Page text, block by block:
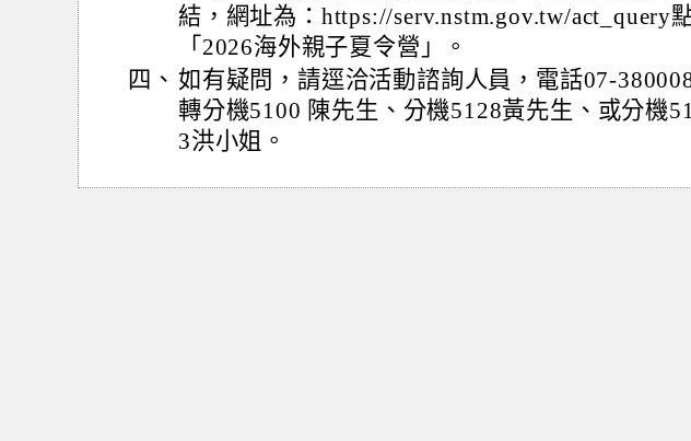
結，網址為：https://serv.nstm.gov.tw/act_query
「2026海外親子夏令營」。
四、 如有疑問，請逕洽活動諮詢人員，電話07-
轉分機5100 陳先生、分機5128黃先生、或分機
3洪小姐。